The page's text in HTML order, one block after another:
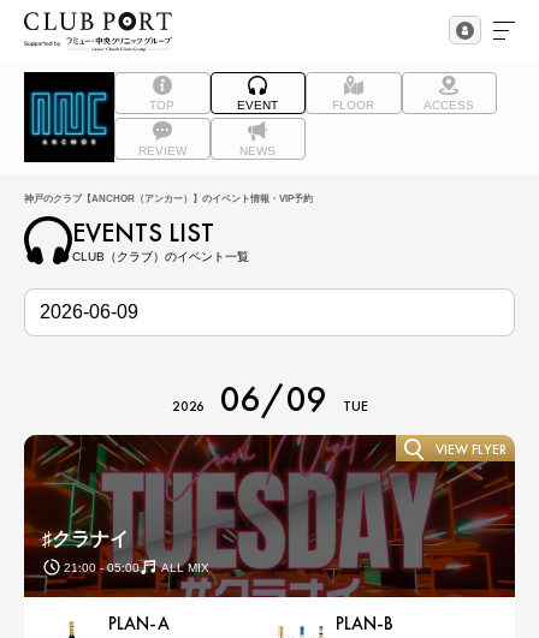
TOP EVENT FLOOR ACCESS
REVIEW NEWS
神戸のクラブ【ANCHOR（アンカー）】のイベント情報・VIP予約
EVENTS LIST
CLUB（クラブ）のイベント一覧
2026 06/09 TUE
♯クラナイ
21:00 - 05:00 ALL MIX
VIEW FLYER
PLAN-A PLAN-B